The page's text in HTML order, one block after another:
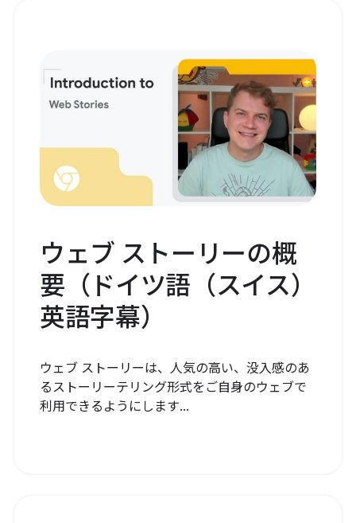
ウェブ ストーリーの概
要（ドイツ語（スイス）
英語字幕）
ウェブ ストーリーは、人気の高い、没入感のあ
るストーリーテリング形式をご自身のウェブで
利用できるようにします...